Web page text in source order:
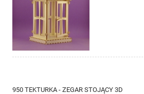
950 TEKTURKA - ZEGAR STOJĄCY 3D